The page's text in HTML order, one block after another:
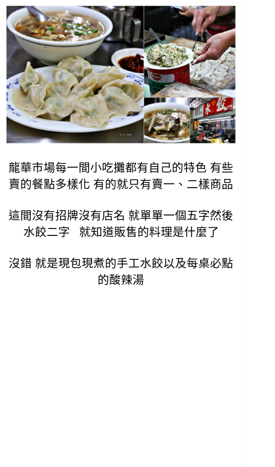
龍華市場每一間小吃攤都有自己的特色 有些
賣的餐點多樣化 有的就只有賣一、二樣商品
這間沒有招牌沒有店名 就單單一個五字然後
水餃二字 就知道販售的料理是什麼了
沒錯 就是現包現煮的手工水餃以及每桌必點
的酸辣湯